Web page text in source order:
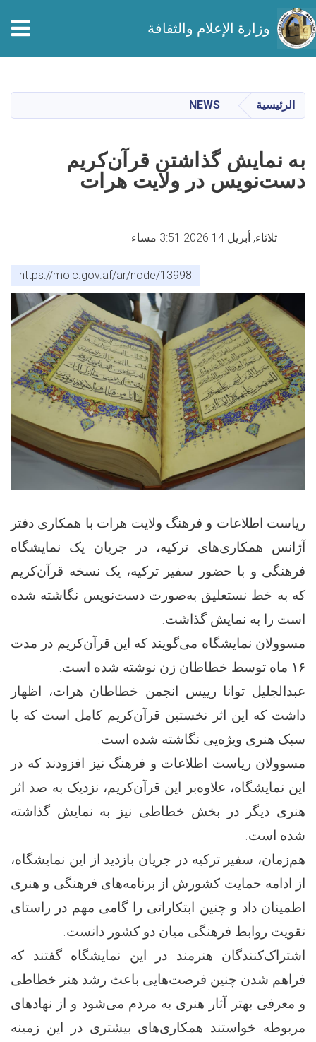
الرئيسي
وزارة الإعلام والثقافة
الرئيسية NEWS
به نمایش گذاشتن قرآن‌کریم
دست‌نویس در ولایت هرات
ثلاثاء, أبريل 14 2026 3:51 مساء
https://moic.gov.af/ar/node/13998
ریاست اطلاعات و فرهنگ ولایت هرات با همکاری دفتر
آژانس همکاری‌های ترکیه، در جریان یک نمایشگاه
فرهنگی و با حضور سفیر ترکیه، یک نسخه قرآن‌کریم
که به خط نستعلیق به‌صورت دست‌نویس نگاشته شده
است را به نمایش گذاشت.
مسوولان نمایشگاه می‌گویند که این قرآن‌کریم در مدت
۱۶ ماه توسط خطاطان زن نوشته شده است.
عبدالجلیل توانا رییس انجمن خطاطان هرات، اظهار
داشت که این اثر نخستین قرآن‌کریم کامل است که با
سبک هنری ویژه‌یی نگاشته شده است.
مسوولان ریاست اطلاعات و فرهنگ نیز افزودند که در
این نمایشگاه، علاوه‌بر این قرآن‌کریم، نزدیک به صد اثر
هنری دیگر در بخش خطاطی نیز به نمایش گذاشته
شده است.
هم‌زمان، سفیر ترکیه در جریان بازدید از این نمایشگاه،
از ادامه حمایت کشورش از برنامه‌های فرهنگی و هنری
اطمینان داد و چنین ابتکاراتی را گامی مهم در راستای
تقویت روابط فرهنگی میان دو کشور دانست.
اشتراک‌کنندگان هنرمند در این نمایشگاه گفتند که
فراهم شدن چنین فرصت‌هایی باعث رشد هنر خطاطی
و معرفی بهتر آثار هنری به مردم می‌شود و از نهادهای
مربوطه خواستند همکاری‌های بیشتری در این زمینه